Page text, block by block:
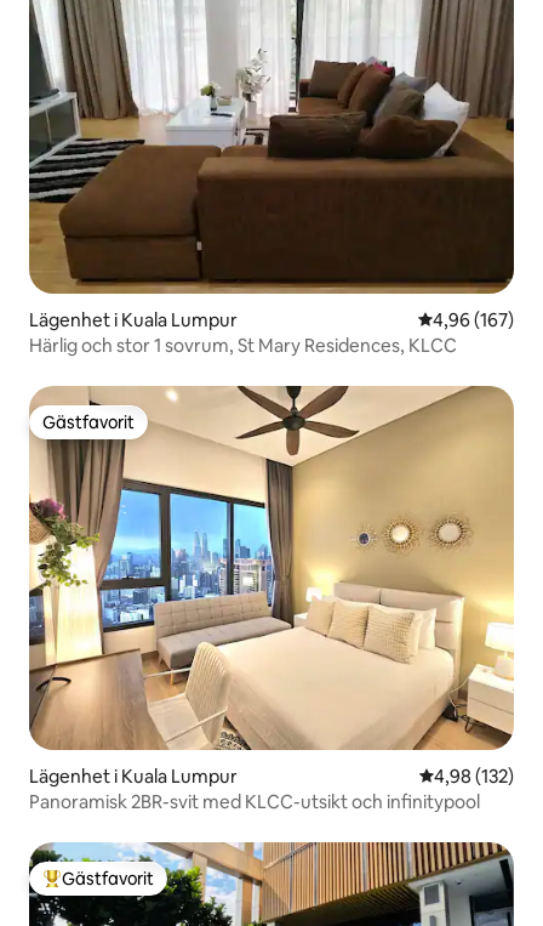
Lägenhet i Kuala Lumpur 4,96 av 5 i
4,96 (167)
Härlig och stor 1 sovrum, St Mary Residences, KLCC
Gästfavorit
Gästfavorit
Lägenhet i Kuala Lumpur 4,98 av 5 i
4,98 (132)
Panoramisk 2BR-svit med KLCC-utsikt och infinitypool
Populär gästfavorit
Gästfavorit